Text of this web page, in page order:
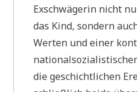
Exschwägerin nicht
das Kind, sondern
Werten und einer
die geschichtlichen